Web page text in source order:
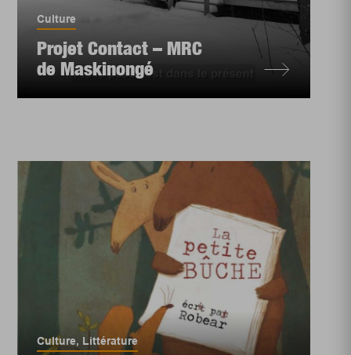
Culture
Projet Contact – MRC
de Maskinongé
Culture, Littérature